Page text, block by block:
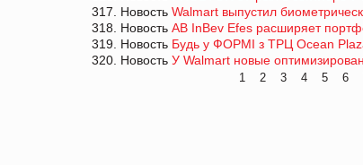
317. Новость Walmart выпустил
318. Новость AB InBev Efes расширяет
319. Новость Будь у ФОРМІ з ТРЦ Ocean
320. Новость У Walmart новые
1 2 3 4 5 6